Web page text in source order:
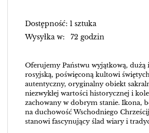
Dostępność: 1 sztuka
Wysyłka w: 72 godzin
Oferujemy Państwu wyjątkową, dużą
rosyjską, poświęconą kultowi
autentyczny, oryginalny obiekt
niezwykłej wartości historycznej i
zachowany w dobrym stanie. Ikona,
na duchowość Wschodniego
stanowi fascynujący ślad wiary i